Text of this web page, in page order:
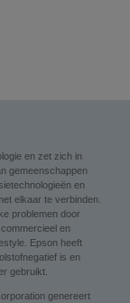
en zet zich in
gemeenschappen
en
elkaar te verbinden.
problemen door
en
Epson heeft
is en
gebruikt.
genereert